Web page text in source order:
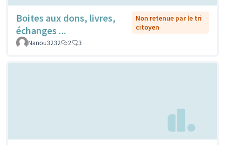
Boites aux dons, livres,
échanges ...
Non retenue par le tri
citoyen
Nanou3232
2 3